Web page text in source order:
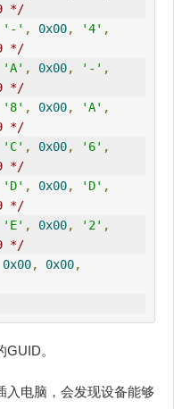
*/
'-' , 0x00, '4' ,
*/
'A' , 0x00, '-' ,
*/
'8' , 0x00, 'A' ,
*/
'C' , 0x00, '6' ,
*/
'D' , 0x00, 'D' ,
*/
'E' , 0x00, '2' ,
*/
0x00, 0x00,
。
入电脑，会发现设备能够